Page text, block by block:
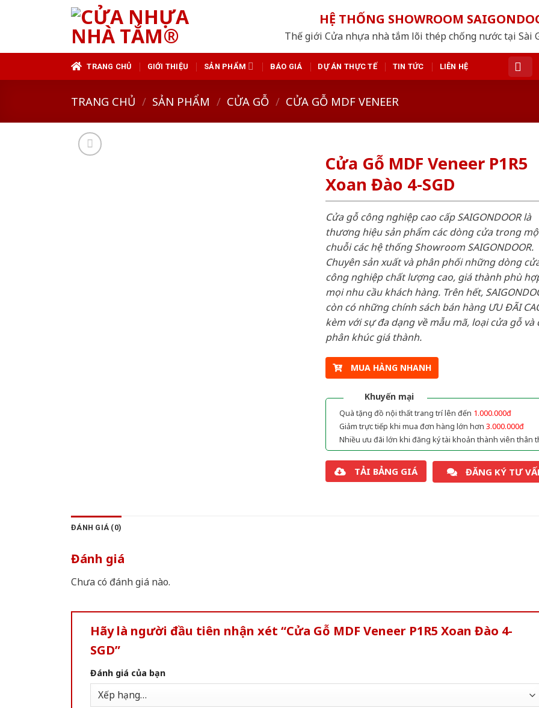
HỆ THỐNG SHOWROOM
Thế giới Cửa nhựa nhà tắm lõi thép chống nước tại Sài
TRANG CHỦ GIỚI THIỆU SẢN PHẨM BÁO GIÁ DỰ ÁN THỰC TẾ TIN TỨC LIÊN HỆ
TRANG CHỦ / SẢN PHẨM / CỬA GỖ / CỬA GỖ MDF VENEER
Cửa Gỗ MDF Veneer P1R5
Xoan Đào 4-SGD
Cửa gỗ công nghiệp cao cấp SAIGONDOOR là
thương hiệu sản phẩm các dòng cửa trong
chuỗi các hệ thống Showroom SAIGONDOOR.
Chuyên sản xuất và phân phối những dòng
công nghiệp chất lượng cao, giá thành phù
mọi nhu cầu khách hàng. Trên hết,
còn có những chính sách bán hàng ƯU ĐÃI
kèm với sự đa dạng về mẫu mã, loại cửa gỗ và
phân khúc giá thành.
MUA HÀNG NHANH
Khuyến mại
Quà tặng đồ nội thất trang trí lên đến 1.000.000đ
Giảm trực tiếp khi mua đơn hàng lớn hơn 3.000.000đ
Nhiều ưu đãi lớn khi đăng ký tài khoản thành viên thân
TẢI BẢNG GIÁ ĐĂNG KÝ TƯ
ĐÁNH GIÁ (0)
Đánh giá
Chưa có đánh giá nào.
Hãy là người đầu tiên nhận xét “Cửa Gỗ MDF Veneer P1R5 Xoan Đào 4-
SGD”
Đánh giá của bạn